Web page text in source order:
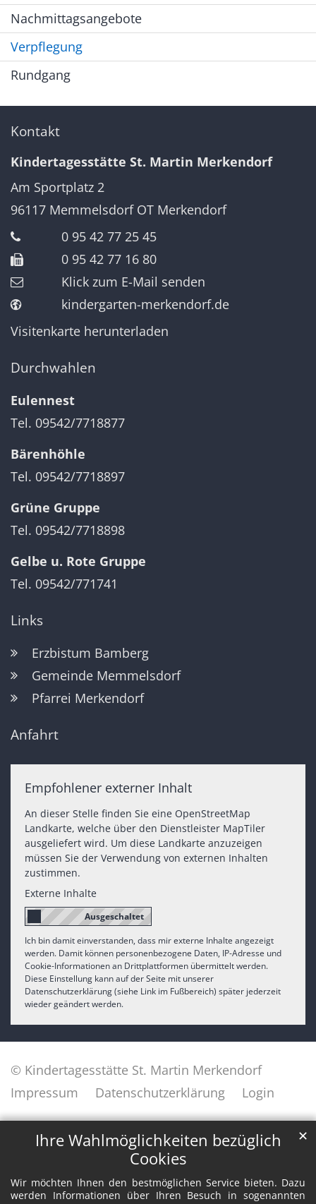
Ihre Wahlmöglichkeiten bezüglich
Cookies
Wir möchten Ihnen den bestmöglichen Service bieten. Dazu
werden Informationen über Ihren Besuch in sogenannten
✕
Nachmittagsangebote
Verpflegung
Rundgang
Kontakt
Kindertagesstätte St. Martin Merkendorf
Am Sportplatz 2
96117 Memmelsdorf OT Merkendorf
0 95 42 77 25 45
0 95 42 77 16 80
Klick zum E-Mail senden
kindergarten-merkendorf.de
Visitenkarte herunterladen
Durchwahlen
Eulennest
Tel. 09542/7718877
Bärenhöhle
Tel. 09542/7718897
Grüne Gruppe
Tel. 09542/7718898
Gelbe u. Rote Gruppe
Tel. 09542/771741
Links
Erzbistum Bamberg
Gemeinde Memmelsdorf
Pfarrei Merkendorf
Anfahrt
Empfohlener externer Inhalt
An dieser Stelle finden Sie eine OpenStreetMap
Landkarte, welche über den Dienstleister MapTiler
ausgeliefert wird. Um diese Landkarte anzuzeigen
müssen Sie der Verwendung von externen Inhalten
zustimmen.
Externe Inhalte
Ich bin damit einverstanden, dass mir externe Inhalte angezeigt
werden. Damit können personenbezogene Daten, IP-Adresse und
Cookie-Informationen an Drittplattformen übermittelt werden.
Diese Einstellung kann auf der Seite mit unserer
Datenschutzerklärung (siehe Link im Fußbereich) später jederzeit
wieder geändert werden.
© Kindertagesstätte St. Martin Merkendorf
Impressum
Datenschutzerklärung Login